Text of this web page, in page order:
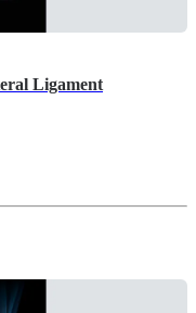
Ligament